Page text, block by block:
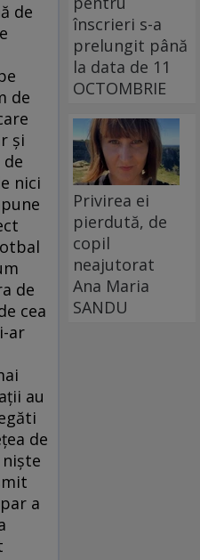
de
de
şi
nici
de
cea
ar
au
de
a
înscrieri s-a
prelungit până
la data de 11
OCTOMBRIE
Privirea ei
pierdută, de
copil
neajutorat
Ana Maria
SANDU